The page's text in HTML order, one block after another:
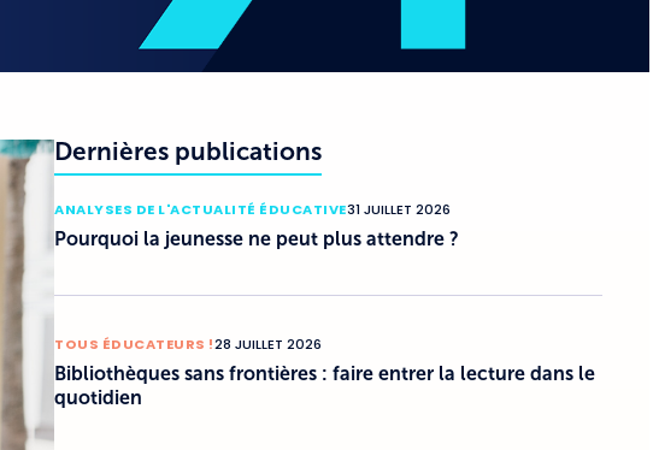
Dernières publications
ANALYSES DE L'ACTUALITÉ ÉDUCATIVE31 JUILLET 2026
Pourquoi la jeunesse ne peut plus attendre ?
TOUS ÉDUCATEURS !28 JUILLET 2026
Bibliothèques sans frontières : faire entrer la lecture dans le
quotidien